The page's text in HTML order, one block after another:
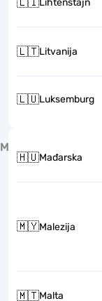
Lihtenštajn
🇱🇹Litvanija
🇱🇺Luksemburg
M
🇭🇺Mađarska
🇲🇾Malezija
🇲🇹Malta